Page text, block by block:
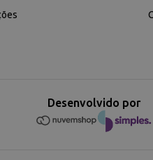
Desenvolvido por